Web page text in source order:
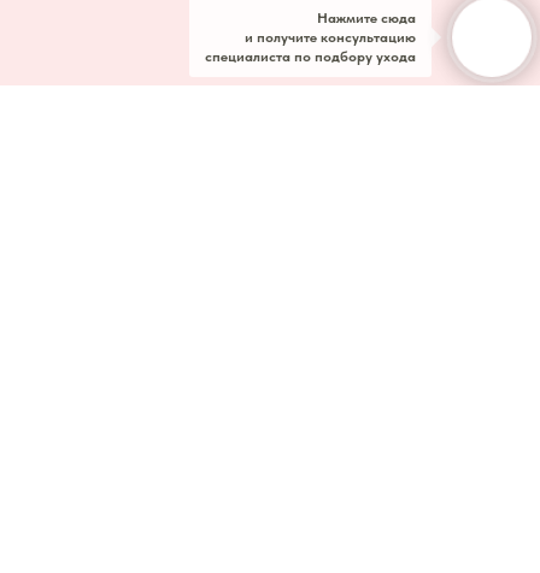
Нажмите сюда
и получите консультацию
специалиста по подбору ухода